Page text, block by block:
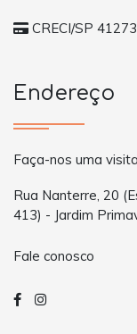
CRECI/SP
Endereço
Faça-nos uma visita
Rua Nanterre, 20
413) - Jardim
Fale conosco